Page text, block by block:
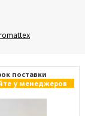
поставки
у менеджеров